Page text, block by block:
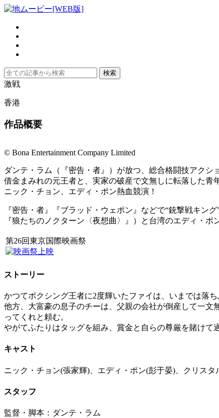
激戦
香港
作品概要
© Bona Entertainment Company Limited
ダンテ・ラム（『密告・者』）が放つ、総合格闘技アクシ
借金まみれの元王者と、実家の破産で文無しに転落した青
ニック・チョン、エディ・ポン熱血競演！
『密告・者』『ブラッド・ウェポン』などで“銃撃戦キン
『狼たちのノクターン〈夜想曲〉』）と台湾のエディ・
第26回東京国際映画祭
ストーリー
かつてボクシング王者に2度輝いたファイは、いまでは落
他方、大富豪の息子のチーは、父親の会社が倒産して一
ってくれと頼む。
やがてふたりはタッグを組み、賞金と自らの尊厳を賭けて
キャスト
ニック・チョン(張家輝)、エディ・ポン(彭于晏)、クリスタ
スタッフ
監督・脚本：ダンテ・ラム